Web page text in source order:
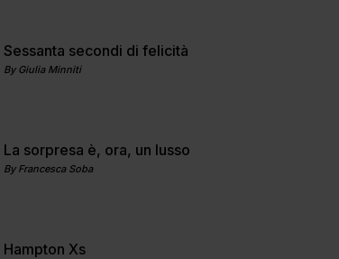
Sessanta secondi di felicità
By Giulia Minniti
La sorpresa è, ora, un lusso
By Francesca Soba
Hampton Xs